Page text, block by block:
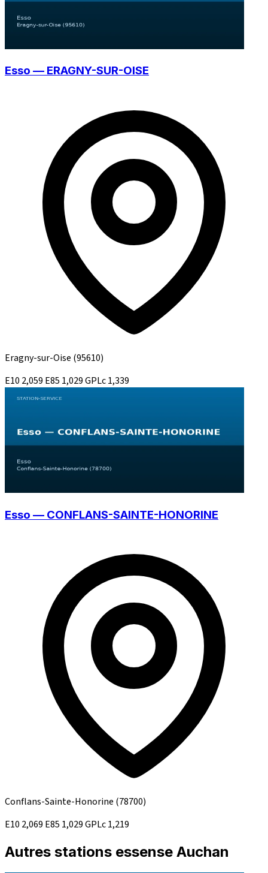
Esso — ERAGNY-SUR-OISE
Eragny-sur-Oise (95610)
E10 2,059 E85 1,029GPLc1,339
Esso — CONFLANS-SAINTE-HONORINE
Conflans-Sainte-Honorine (78700)
E10 2,069 E85 1,029GPLc1,219
Autres stations essense Auchan